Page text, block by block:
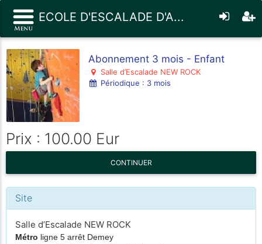
ECOLE D'ESCALADE D'A...
Abonnement 3 mois - Enfant
Salle d’Escalade NEW ROCK
Périodique : 3 mois
Prix : 100.00 Eur
CONTINUER
Site
Salle d’Escalade NEW ROCK
Métro ligne 5 arrêt Demey